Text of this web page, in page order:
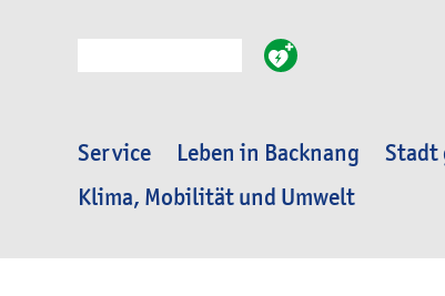
Service Leben in Backnang Stadt
Klima, Mobilität und Umwelt